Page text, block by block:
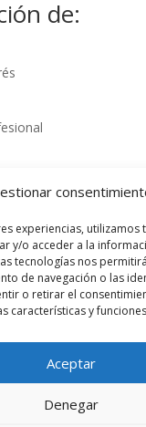
experiencias, utilizamos
y/o acceder a la
tecnologías nos
de navegación o las
o retirar el
características y
Aceptar
Denegar
de: